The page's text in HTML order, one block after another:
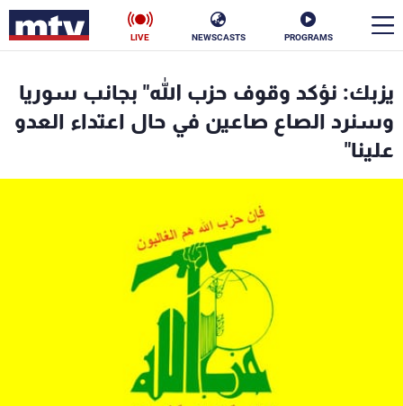
PROGRAMS
NEWSCASTS
LIVE
يزبك: نؤكد وقوف حزب الله" بجانب سوريا
وسنرد الصاع صاعين في حال اعتداء العدو
علينا"
الأخبار
سياسة
رياضة